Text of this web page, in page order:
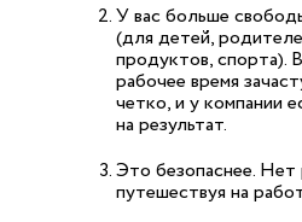
У вас больше
(для детей,
продуктов, спорта).
рабочее время
четко, и у компании
на результат.
Это безопаснее. Нет
путешествуя на